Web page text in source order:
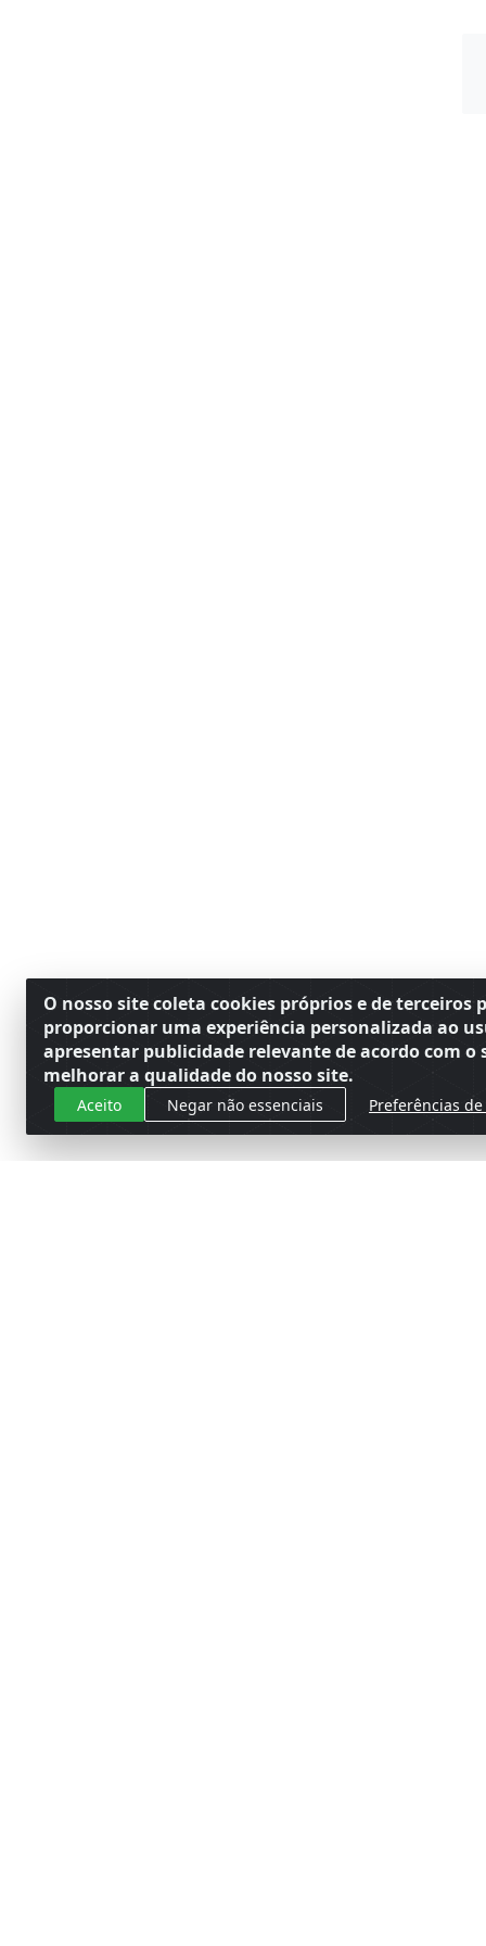
O nosso site coleta cookies próprios e de terceiros
proporcionar uma experiência personalizada ao
apresentar publicidade relevante de acordo com o
melhorar a qualidade do nosso site.
Aceito Negar não essenciais Preferências de